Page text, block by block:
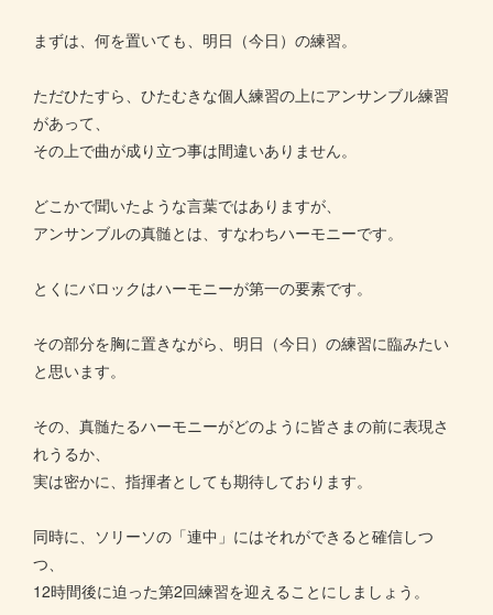
まずは、何を置いても、明日（今日）の練習。
ただひたすら、ひたむきな個人練習の上にアンサンブル練習
があって、
その上で曲が成り立つ事は間違いありません。
どこかで聞いたような言葉ではありますが、
アンサンブルの真髄とは、すなわちハーモニーです。
とくにバロックはハーモニーが第一の要素です。
その部分を胸に置きながら、明日（今日）の練習に臨みたい
と思います。
その、真髄たるハーモニーがどのように皆さまの前に表現さ
れうるか、
実は密かに、指揮者としても期待しております。
同時に、ソリーソの「連中」にはそれができると確信しつ
つ、
12時間後に迫った第2回練習を迎えることにしましょう。